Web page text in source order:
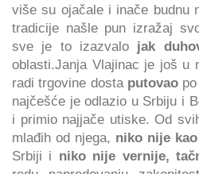
više su ojačale i inače budnu
tradicije našle pun izražaj
sve je to izazvalo jak
oblasti.Janja Vlajinac je još u
radi trgovine dosta putovao
najčešće je odlazio u Srbiju i
i primio najjače utiske. Od
mlađih od njega, niko nije
Srbiji i niko nije vernije,